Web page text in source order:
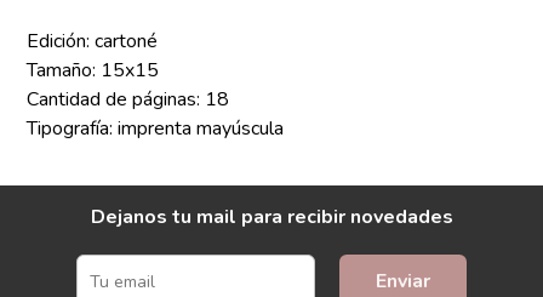
Edición: cartoné
Tamaño: 15x15
Cantidad de páginas: 18
Tipografía: imprenta mayúscula
Dejanos tu mail para recibir novedades
Enviar